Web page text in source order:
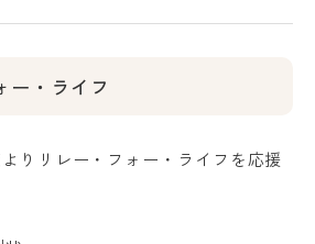
ー・ライフ
りリレー・フォー・ライフを応援